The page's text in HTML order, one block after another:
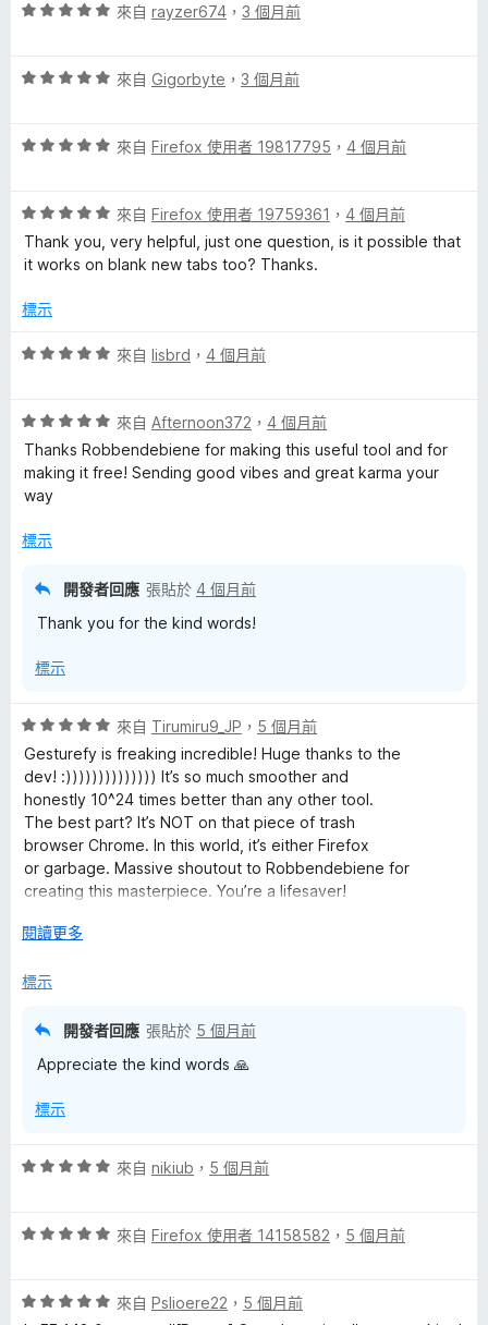
分
分
分
評
分
分
來自 rayzer674 ， 3 個月前
評
分
分
5
分
來自 Gigorbyte ， 3 個月前
評
分
，
滿
5
來自 Firefox 使用者 19817795 ， 4 個月前
評
價
5
，
分
來自 Firefox 使用者 19759361 ， 4 個月前
Thank you, very helpful, just one question, is it possible that
it works on blank new tabs too? Thanks.
標示
評
分
，
滿
分
分
來自 lisbrd ， 4 個月前
評
價
5
分
滿
來自 Afternoon372 ， 4 個月前
Thanks Robbendebiene for making this useful tool and for
making it free! Sending good vibes and great karma your
way
標示
開發者回應 張貼於 4 個月前
Thank you for the kind words!
標示
評
價
5
分
，
滿
分
5
來自 Tirumiru9_JP ， 5 個月前
Gesturefy is freaking incredible! Huge thanks to the
dev! :)))))))))))))) It’s so much smoother and
honestly 10^24 times better than any other tool.
The best part? It’s NOT on that piece of trash
browser Chrome. In this world, it’s either Firefox
or garbage. Massive shoutout to Robbendebiene for
creating this masterpiece. You’re a lifesaver!
展
後
閱讀更多
標示
開發者回應 張貼於 5 個月前
Appreciate the kind words 🙏
標示
評
分
分
來自 nikiub ， 5 個月前
評
分
來自 Firefox 使用者 14158582 ， 5 個月前
評
來自 Pslioere22 ， 5 個月前